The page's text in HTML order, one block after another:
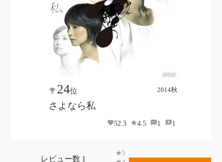
2014秋
24位
さよなら私
52.3 4.5 1 1
1